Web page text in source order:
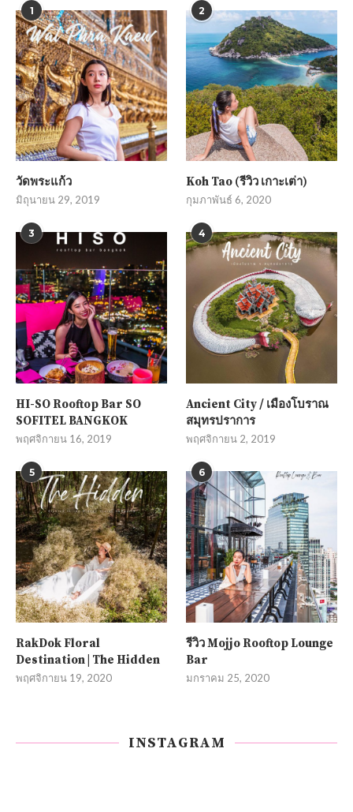
1
วัดพระแก้ว
มิถุนายน 29, 2019
2
Koh Tao (รีวิว เกาะเต่า)
กุมภาพันธ์ 6, 2020
3
HI-SO Rooftop Bar SO
SOFITEL BANGKOK
พฤศจิกายน 16, 2019
4
Ancient City / เมืองโบราณ
สมุทรปราการ
พฤศจิกายน 2, 2019
5
RakDok Floral
Destination | The Hidden
พฤศจิกายน 19, 2020
6
รีวิว Mojjo Rooftop Lounge
Bar
มกราคม 25, 2020
INSTAGRAM